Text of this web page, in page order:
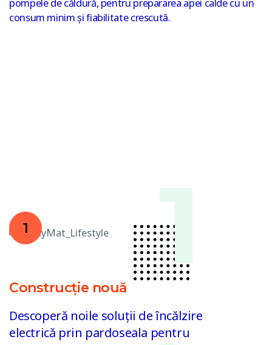
pompele de căldură, pentru prepararea apei calde cu un
consum minim și fiabilitate crescută.
1
Construcție nouă
Descoperă noile soluții de încălzire
electrică prin pardoseala pentru